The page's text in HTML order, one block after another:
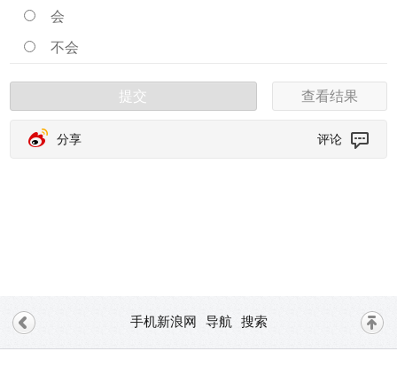
会
不会
提交 查看结果
分享 评论
手机新浪网 导航 搜索